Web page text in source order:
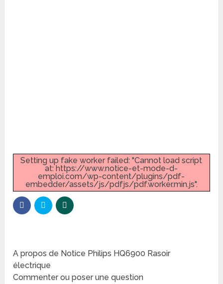
Setting up fake worker failed: "Cannot load script
at: https://www.notice-et-mode-d-
emploi.com/wp-content/plugins/pdf-
embedder/assets/js/pdfjs/pdf.worker.min.js".
A propos de Notice Philips HQ6900 Rasoir
électrique
Commenter ou poser une question